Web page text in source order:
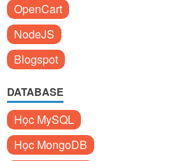
OpenCart
NodeJS
Blogspot
DATABASE
Học MySQL
Học MongoDB